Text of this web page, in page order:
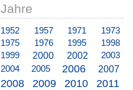
Jahre
1952 1957 1971
1973
1975
1976 1995
1998
1999
2000 2002
2003
2004
2005 2006 2007
2008 2009 2010
2011